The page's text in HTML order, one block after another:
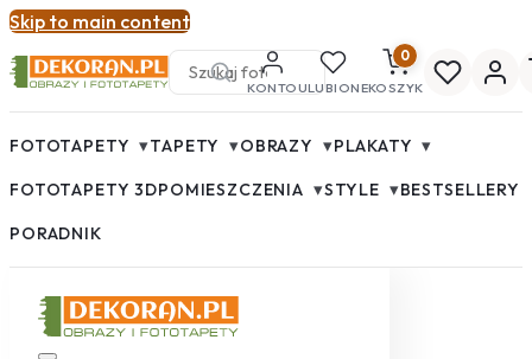
Skip to main content
KONTOULUBIONE
0
KOSZYK
FOTOTAPETY ▾TAPETY ▾OBRAZY ▾PLAKATY ▾
FOTOTAPETY 3DPOMIESZCZENIA ▾STYLE ▾BESTSELLERY
PORADNIK